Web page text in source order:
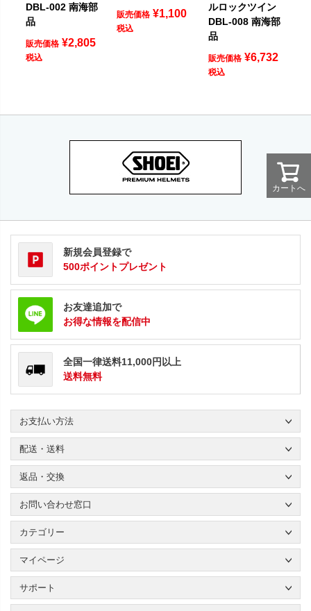
DBL-002 南海部
品
販売価格 ¥2,805
税込
販売価格 ¥1,100
税込
ルロックツイン
DBL-008 南海部
品
販売価格 ¥6,732
税込
カートへ
新規会員登録で
500ポイントプレゼント
お友達追加で
お得な情報を配信中
全国一律送料11,000円以上
送料無料
お支払い方法
配送・送料
返品・交換
お問い合わせ窓口
カテゴリー
マイページ
サポート